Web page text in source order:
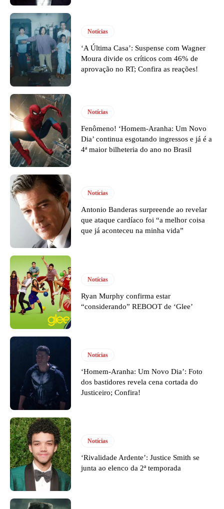
Notícias
‘A Última Casa’: Suspense com Wagner
Moura divide os críticos com 46% de
aprovação no RT; Confira as reações!
Notícias
Fenômeno! ‘Homem-Aranha: Um Novo
Dia’ continua esgotando ingressos e já é a
4ª maior bilheteria do ano no Brasil
Notícias
Antonio Banderas surpreende ao revelar
que ataque cardíaco foi “a melhor coisa
que já aconteceu na minha vida”
Notícias
Ryan Murphy confirma estar
“considerando” REBOOT de ‘Glee’
Notícias
‘Homem-Aranha: Um Novo Dia’: Foto
dos bastidores revela cena cortada do
Justiceiro; Confira!
Notícias
‘Rivalidade Ardente’: Justice Smith se
junta ao elenco da 2ª temporada